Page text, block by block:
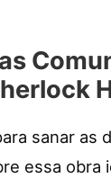
sanar as
essa obra